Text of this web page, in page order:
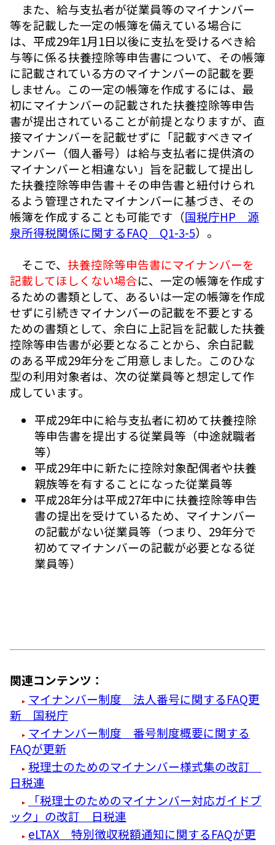
また、給与支払者が従業員等のマイナンバー
等を記載した一定の帳簿を備えている場合に
は、平成29年1月1日以後に支払を受けるべき給
与等に係る扶養控除等申告書について、その帳簿
に記載されている方のマイナンバーの記載を要
しません。この一定の帳簿を作成するには、最
初にマイナンバーの記載された扶養控除等申告
書が提出されていることが前提となりますが、直
接マイナンバーを記載せずに「記載すべきマイ
ナンバー（個人番号）は給与支払者に提供済の
マイナンバーと相違ない」旨を記載して提出し
た扶養控除等申告書＋その申告書と紐付けられ
るよう管理されたマイナンバーに基づき、その
帳簿を作成することも可能です（国税庁HP 源
泉所得税関係に関するFAQ Q1-3-5）。
そこで、 扶養控除等申告書にマイナンバーを
記載してほしくない場合に、一定の帳簿を作成す
るための書類として、あるいは一定の帳簿を作成
せずに引続きマイナンバーの記載を不要とする
ための書類として、余白に上記旨を記載した扶養
控除等申告書が必要となることから、余白記載
のある平成29年分をご用意しました。このひな
型の利用対象者は、次の従業員等と想定して作
成しています。
平成29年中に給与支払者に初めて扶養控除
等申告書を提出する従業員等（中途就職者
等）
平成29年中に新たに控除対象配偶者や扶養
親族等を有することになった従業員等
平成28年分は平成27年中に扶養控除等申告
書の提出を受けているため、マイナンバー
の記載がない従業員等（つまり、29年分で
初めてマイナンバーの記載が必要となる従
業員等）
関連コンテンツ：
マイナンバー制度 法人番号に関するFAQ更
新 国税庁
マイナンバー制度 番号制度概要に関する
FAQが更新
税理士のためのマイナンバー様式集の改訂
日税連
「税理士のためのマイナンバー対応ガイドブ
ック」の改訂 日税連
eLTAX 特別徴収税額通知に関するFAQが更